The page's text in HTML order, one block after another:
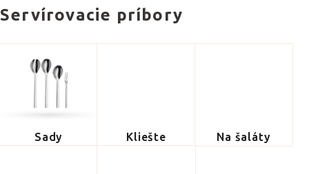
Servírovacie príbory
Sady Kliešte Na šaláty